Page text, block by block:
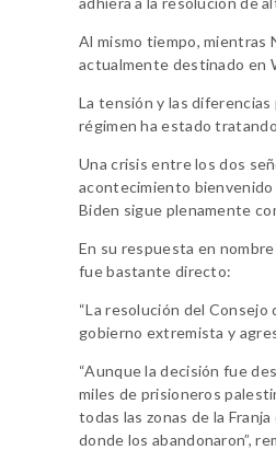
Al mismo tiempo, mientras
actualmente destinado en
La tensión y las
régimen ha estado
Una crisis entre los dos
acontecimiento bienvenido
Biden sigue plenamente
En su respuesta en
fue bastante directo:
“La resolución del
gobierno extremista y
“Aunque la decisión fue
miles de prisioneros
todas las zonas de la
donde los abandonaron”,